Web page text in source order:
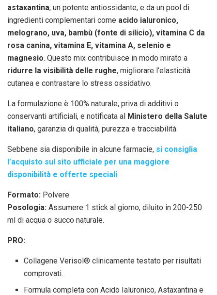
astaxantina, un potente antiossidante, e da un pool di
ingredienti complementari come acido ialuronico,
melograno, uva, bambù (fonte di silicio), vitamina C da
rosa canina, vitamina E, vitamina A, selenio e
magnesio. Questo mix contribuisce in modo mirato a
ridurre la visibilità delle rughe, migliorare l’elasticità
cutanea e contrastare lo stress ossidativo.
La formulazione è 100% naturale, priva di additivi o
conservanti artificiali, e notificata al Ministero della Salute
italiano, garanzia di qualità, purezza e tracciabilità.
Sebbene sia disponibile in alcune farmacie, si consiglia
l’acquisto sul sito ufficiale per una maggiore
disponibilità e offerte speciali.
Formato: Polvere
Posologia: Assumere 1 stick al giorno, diluito in 200-250
ml di acqua o succo naturale.
PRO:
Collagene Verisol® clinicamente testato per risultati
comprovati.
Formula completa con Acido Ialuronico, Astaxantina e